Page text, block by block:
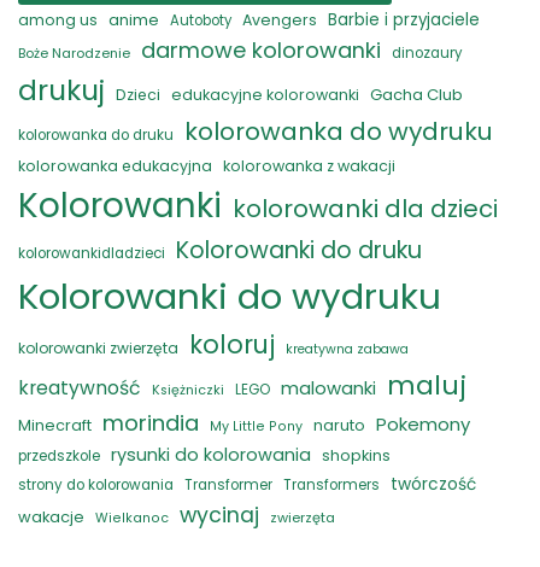
among us anime Autoboty Avengers Barbie i przyjaciele
Boże Narodzenie darmowe kolorowanki dinozaury
drukuj Dzieci edukacyjne kolorowanki Gacha Club
kolorowanka do druku kolorowanka do wydruku
kolorowanka edukacyjna kolorowanka z wakacji
Kolorowanki kolorowanki dla dzieci
kolorowankidladzieci Kolorowanki do druku
Kolorowanki do wydruku
kolorowanki zwierzęta koloruj kreatywna zabawa
kreatywność Księżniczki LEGO malowanki maluj
Minecraft morindia My Little Pony naruto Pokemony
przedszkole rysunki do kolorowania shopkins
strony do kolorowania Transformer Transformers
twórczość
wakacje
Wielkanoc wycinaj zwierzęta